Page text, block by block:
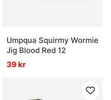
Umpqua Squirmy Wormie
Jig Blood Red 12
39 kr